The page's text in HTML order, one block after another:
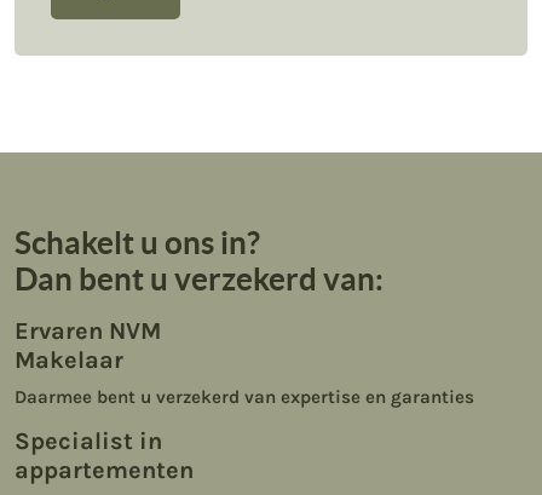
Schakelt u ons in?
Dan bent u verzekerd van:
Ervaren NVM
Makelaar
Daarmee bent u verzekerd van expertise en garanties
Specialist in
appartementen